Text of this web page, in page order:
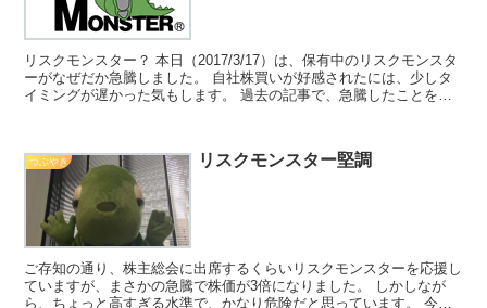
リスクモンスター？ 本日（2017/3/17）は、保有中のリスクモンスタ
ーがなぜだか急騰しました。 自社株買いが好感されたには、少しタ
イミングが遅かった気もします。 過去の記事で、急騰したことを書
つぶやき リスクモンスター堅調
ご存知の通り、株主総会に出席するくらいリスクモンスターを応援し
ていますが、まさかの急騰で株価が3倍になりました。 しかしなが
ら、ちょっと高すぎる水準で、かなり危険だと思っています。 今日